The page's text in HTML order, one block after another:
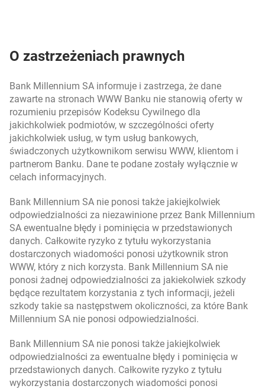
O zastrzeżeniach prawnych
Bank Millennium SA informuje i zastrzega, że dane
zawarte na stronach WWW Banku nie stanowią oferty w
rozumieniu przepisów Kodeksu Cywilnego dla
jakichkolwiek podmiotów, w szczególności oferty
jakichkolwiek usług, w tym usług bankowych,
świadczonych użytkownikom serwisu WWW, klientom i
partnerom Banku. Dane te podane zostały wyłącznie w
celach informacyjnych.
Bank Millennium SA nie ponosi także jakiejkolwiek
odpowiedzialności za niezawinione przez Bank Millennium
SA ewentualne błędy i pominięcia w przedstawionych
danych. Całkowite ryzyko z tytułu wykorzystania
dostarczonych wiadomości ponosi użytkownik stron
WWW, który z nich korzysta. Bank Millennium SA nie
ponosi żadnej odpowiedzialności za jakiekolwiek szkody
będące rezultatem korzystania z tych informacji, jeżeli
szkody takie sa następstwem okoliczności, za które Bank
Millennium SA nie ponosi odpowiedzialności.
Bank Millennium SA nie ponosi także jakiejkolwiek
odpowiedzialności za ewentualne błędy i pominięcia w
przedstawionych danych. Całkowite ryzyko z tytułu
wykorzystania dostarczonych wiadomości ponosi